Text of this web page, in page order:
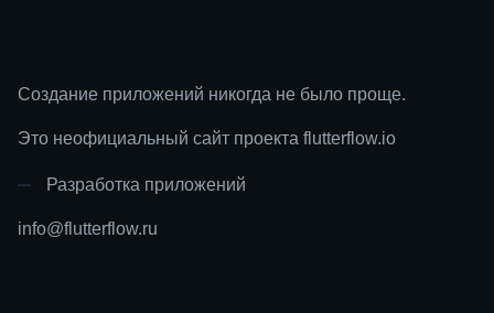
Создание приложений никогда не было проще.
Это неофициальный сайт проекта flutterflow.io
Разработка приложений
info@flutterflow.ru